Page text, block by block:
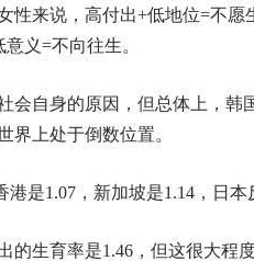
性来说，高付出+低地位=不
义=不向往生。
会自身的原因，但总体上，
界上处于倒数位置。
港是1.07，新加坡是1.14，日本
的生育率是1.46，但这很大程